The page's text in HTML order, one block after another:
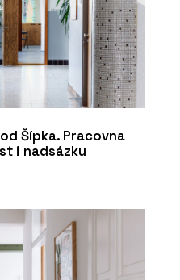
Šípka. Pracovna
i nadsázku